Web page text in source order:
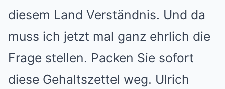
diesem Land Verständnis. Und da
muss ich jetzt mal ganz ehrlich die
Frage stellen. Packen Sie sofort
diese Gehaltszettel weg. Ulrich